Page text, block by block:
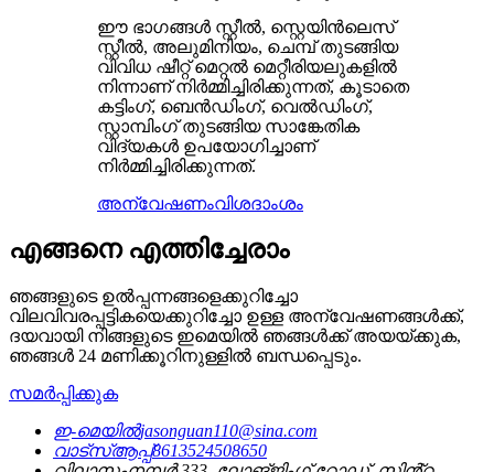
ഈ ഭാഗങ്ങൾ സ്റ്റീൽ, സ്റ്റെയിൻലെസ്
സ്റ്റീൽ, അലുമിനിയം, ചെമ്പ് തുടങ്ങിയ
വിവിധ ഷീറ്റ് മെറ്റൽ മെറ്റീരിയലുകളിൽ
നിന്നാണ് നിർമ്മിച്ചിരിക്കുന്നത്, കൂടാതെ
കട്ടിംഗ്, ബെൻഡിംഗ്, വെൽഡിംഗ്,
സ്റ്റാമ്പിംഗ് തുടങ്ങിയ സാങ്കേതിക
വിദ്യകൾ ഉപയോഗിച്ചാണ്
നിർമ്മിച്ചിരിക്കുന്നത്.
അന്വേഷണംവിശദാംശം
എങ്ങനെ എത്തിച്ചേരാം
ഞങ്ങളുടെ ഉൽപ്പന്നങ്ങളെക്കുറിച്ചോ
വിലവിവരപ്പട്ടികയെക്കുറിച്ചോ ഉള്ള അന്വേഷണങ്ങൾക്ക്,
ദയവായി നിങ്ങളുടെ ഇമെയിൽ ഞങ്ങൾക്ക് അയയ്ക്കുക,
ഞങ്ങൾ 24 മണിക്കൂറിനുള്ളിൽ ബന്ധപ്പെടും.
സമർപ്പിക്കുക
ഇ-മെയിൽjasonguan110@sina.com
വാട്സ്ആപ്പ്8613524508650